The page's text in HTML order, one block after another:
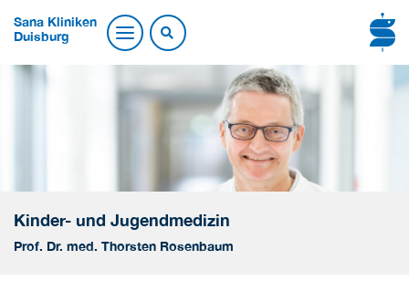
Sana Kliniken
Duisburg
Kinder- und Jugendmedizin
Prof. Dr. med. Thorsten Rosenbaum